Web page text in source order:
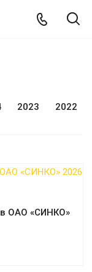
2023
2022
ОАО «СИНКО»